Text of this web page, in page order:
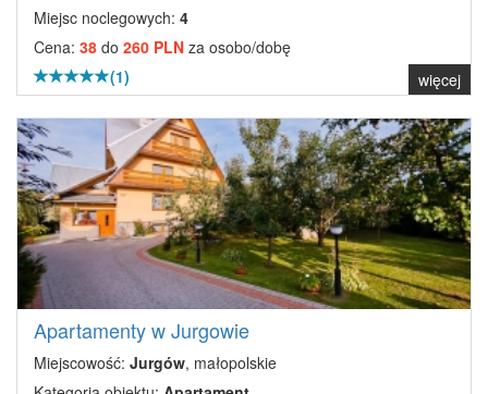
Miejsc noclegowych: 4
Cena: 38 do 260 PLN za osobo/dobę
(1)
więcej
Apartamenty w Jurgowie
Miejscowość: Jurgów, małopolskie